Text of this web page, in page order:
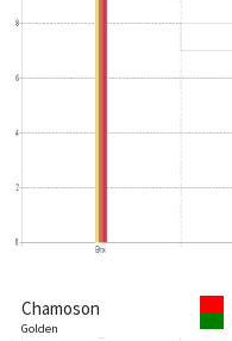
Chamoson
Golden